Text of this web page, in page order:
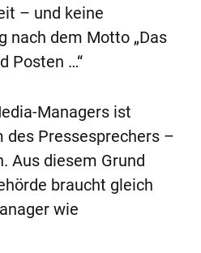
– und keine
nach dem Motto „Das
Posten …“
Managers ist
Pressesprechers –
Aus diesem Grund
braucht gleich
wie